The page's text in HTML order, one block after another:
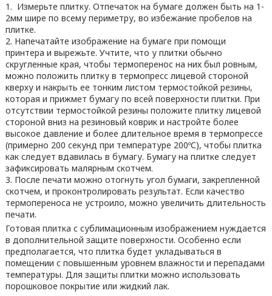
Измерьте плитку. Отпечаток на бумаге должен быть на 1-
2мм шире по всему периметру, во избежание пробелов на
плитке.
Напечатайте изображение на бумаге при помощи
принтера и вырежьте. Учтите, что у плитки обычно
скругленные края, чтобы термоперенос на них был ровным,
можно положить плитку в термопресс лицевой стороной
кверху и накрыть ее тонким листом термостойкой резины,
которая и прижмет бумагу по всей поверхности плитки. При
отсутствии термостойкой резины положите плитку лицевой
стороной вниз на резиновый коврик и настройте более
высокое давление и более длительное время в термопрессе
(примерно 200 секунд при температуре 200ºС), чтобы плитка
как следует вдавилась в бумагу. Бумагу на плитке следует
зафиксировать малярным скотчем.
После печати можно отогнуть угол бумаги, закрепленной
скотчем, и проконтролировать результат. Если качество
термопереноса не устроило, можно увеличить длительность
печати.
Готовая плитка с сублимационным изображением нуждается
в дополнительной защите поверхности. Особенно если
предполагается, что плитка будет укладываться в
помещении с повышенным уровнем влажности и перепадами
температуры. Для защиты плитки можно использовать
порошковое покрытие или жидкий лак.